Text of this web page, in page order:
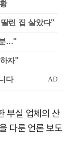
린 집 살았다"
…"
자"
부실 업체의 산
다룬 언론 보도